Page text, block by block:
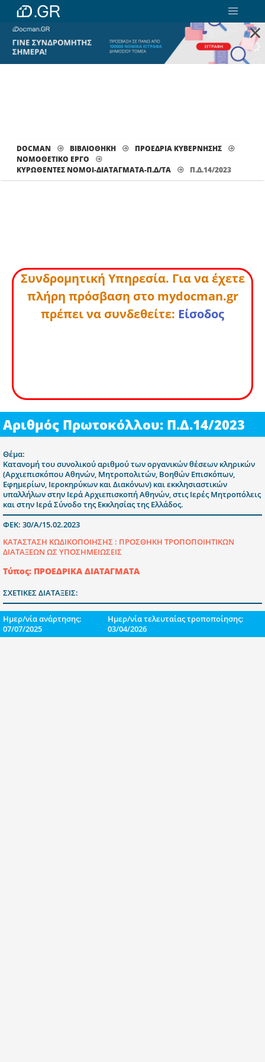
×
DOCMAN ΒΙΒΛΙΟΘΗΚΗ
ΠΡΟΕΔΡΙΑ ΚΥΒΕΡΝΗΣΗΣ
ΝΟΜΟΘΕΤΙΚΟ ΕΡΓΟ
ΚΥΡΩΘΈΝΤΕΣ ΝΌΜΟΙ-ΔΙΑΤΆΓΜΑΤΑ-Π.Δ/ΤΑ
Π.Δ.14/2023
Συνδρομητική Υπηρεσία. Για να έχετε
πλήρη πρόσβαση στο mydocman.gr
πρέπει να συνδεθείτε: Είσοδος
Αριθμός Πρωτοκόλλου: Π.Δ.14/2023
Θέμα:
Κατανομή του συνολικού αριθμού των οργανικών θέσεων κληρικών
(Αρχιεπισκόπου Αθηνών, Μητροπολιτών, Βοηθών Επισκόπων,
Εφημερίων, Ιεροκηρύκων και Διακόνων) και εκκλησιαστικών
υπαλλήλων στην Ιερά Αρχιεπισκοπή Αθηνών, στις Ιερές Μητροπόλεις
και στην Ιερά Σύνοδο της Εκκλησίας της Ελλάδος.
ΦΕΚ: 30/Α/15.02.2023
ΚΑΤΑΣΤΑΣΗ ΚΩΔΙΚΟΠΟΙΗΣΗΣ : ΠΡΟΣΘΗΚΗ ΤΡΟΠΟΠΟΙΗΤΙΚΩΝ
ΔΙΑΤΑΞΕΩΝ ΩΣ ΥΠΟΣΗΜΕΙΩΣΕΙΣ
Τύπος: ΠΡΟΕΔΡΙΚΑ ΔΙΑΤΑΓΜΑΤΑ
ΣΧΕΤΙΚΕΣ ΔΙΑΤΑΞΕΙΣ:
Ημερ/νία ανάρτησης:
07/07/2025
Ημερ/νία τελευταίας τροποποίησης:
03/04/2026